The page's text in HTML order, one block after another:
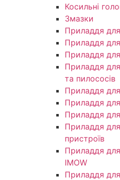
Косильні
Змазки
Приладдя
Приладдя
Приладдя
Приладдя
та пилососів
Приладдя
Приладдя для
Приладдя для
Приладдя
пристроїв
Приладдя
IMOW
Приладдя